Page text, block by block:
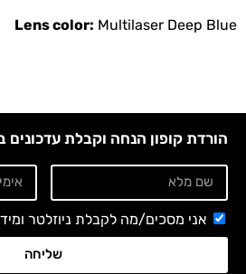
Lens color: Multilaser Deep Blue
הורדת קופון הנחה וקבלת עדכונים
אני מסכים/מה לקבלת ניוזלטר
שליחה